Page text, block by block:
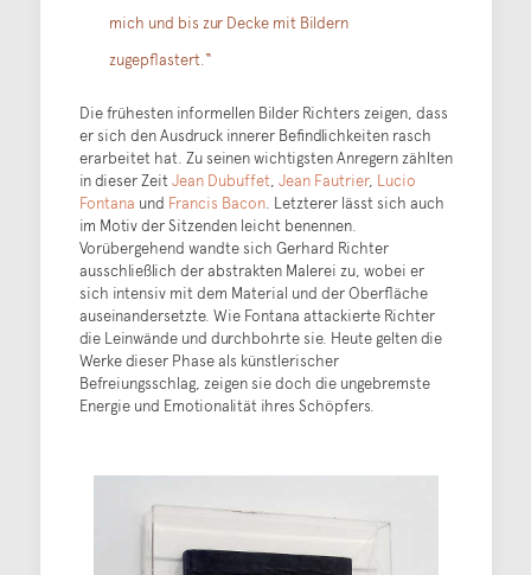
mich und bis zur Decke mit Bildern
zugepflastert.“
Die frühesten informellen Bilder Richters zeigen, dass
er sich den Ausdruck innerer Befindlichkeiten rasch
erarbeitet hat. Zu seinen wichtigsten Anregern zählten
in dieser ZeitJean Dubuffet, Jean Fautrier, Lucio
Fontana und Francis Bacon. Letzterer lässt sich auch
im Motiv der Sitzenden leicht benennen.
Vorübergehend wandte sich Gerhard Richter
ausschließlich der abstrakten Malerei zu, wobei er
sich intensiv mit dem Material und der Oberfläche
auseinandersetzte. Wie Fontana attackierte Richter
die Leinwände und durchbohrte sie. Heute gelten die
Werke dieser Phase als künstlerischer
Befreiungsschlag, zeigen sie doch die ungebremste
Energie und Emotionalität ihres Schöpfers.